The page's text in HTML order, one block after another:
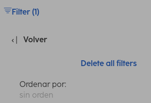
Filter (1)
Volver
Delete all filters
Ordenar por:
sin orden